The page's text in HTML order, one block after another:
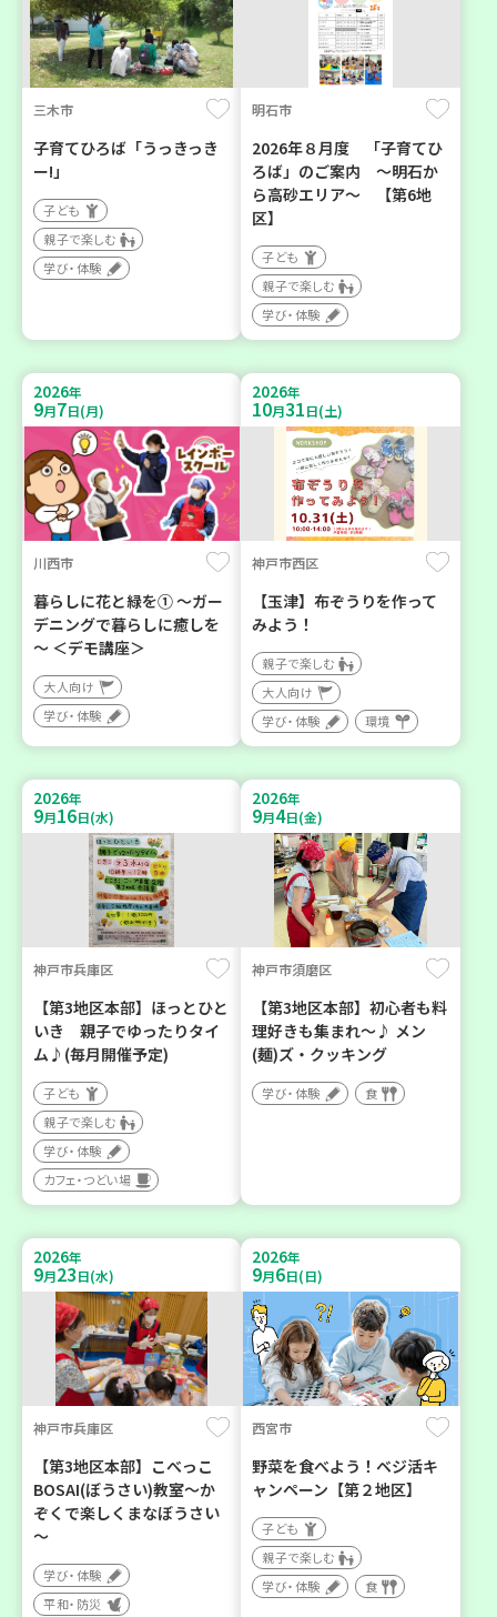
三木市
子育てひろば「うっきっき
ー!」
子ども
親子で楽しむ
学び・体験
明石市
2026年８月度 「子育てひ
ろば」のご案内 ～明石か
ら高砂エリア～ 【第6地
区】
子ども
親子で楽しむ
学び・体験
2026年
9月7日(月)
川西市
暮らしに花と緑を① ～ガー
デニングで暮らしに癒しを
～ ＜デモ講座＞
大人向け
学び・体験
2026年
10月31日(土)
神戸市西区
【玉津】布ぞうりを作って
みよう！
親子で楽しむ
大人向け
学び・体験
環境
2026年
9月16日(水)
神戸市兵庫区
【第3地区本部】ほっとひと
いき 親子でゆったりタイ
ム♪(毎月開催予定)
子ども
親子で楽しむ
学び・体験
カフェ・つどい場
2026年
9月4日(金)
神戸市須磨区
【第3地区本部】初心者も料
理好きも集まれ～♪ メン
(麺)ズ・クッキング
学び・体験 食
2026年
9月23日(水)
神戸市兵庫区
【第3地区本部】こべっこ
BOSAI(ぼうさい)教室～か
ぞくで楽しくまなぼうさい
～
学び・体験
平和・防災
2026年
9月6日(日)
西宮市
野菜を食べよう！ベジ活キ
ャンペーン【第２地区】
子ども
親子で楽しむ
学び・体験
食